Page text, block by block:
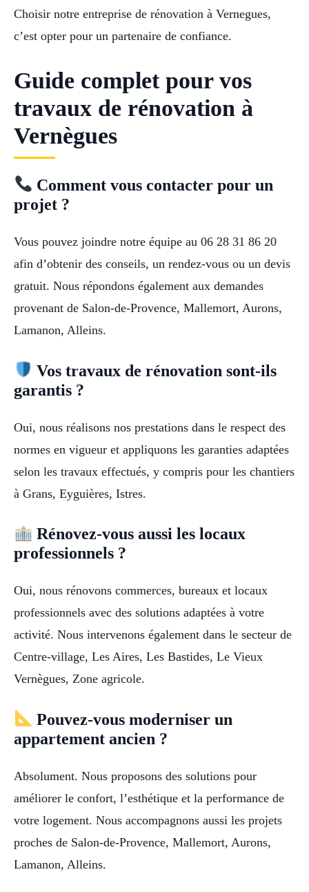
Choisir notre entreprise de rénovation à Vernegues,
c’est opter pour un partenaire de confiance.
Guide complet pour vos
travaux de rénovation à
Vernègues
Comment vous contacter pour un
projet ?
Vous pouvez joindre notre équipe au 06 28 31 86 20
afin d’obtenir des conseils, un rendez-vous ou un devis
gratuit. Nous répondons également aux demandes
provenant de Salon-de-Provence, Mallemort, Aurons,
Lamanon, Alleins.
Vos travaux de rénovation sont-ils
garantis ?
Oui, nous réalisons nos prestations dans le respect des
normes en vigueur et appliquons les garanties adaptées
selon les travaux effectués, y compris pour les chantiers
à Grans, Eyguières, Istres.
Rénovez-vous aussi les locaux
professionnels ?
Oui, nous rénovons commerces, bureaux et locaux
professionnels avec des solutions adaptées à votre
activité. Nous intervenons également dans le secteur de
Centre-village, Les Aires, Les Bastides, Le Vieux
Vernègues, Zone agricole.
Pouvez-vous moderniser un
appartement ancien ?
Absolument. Nous proposons des solutions pour
améliorer le confort, l’esthétique et la performance de
votre logement. Nous accompagnons aussi les projets
proches de Salon-de-Provence, Mallemort, Aurons,
Lamanon, Alleins.